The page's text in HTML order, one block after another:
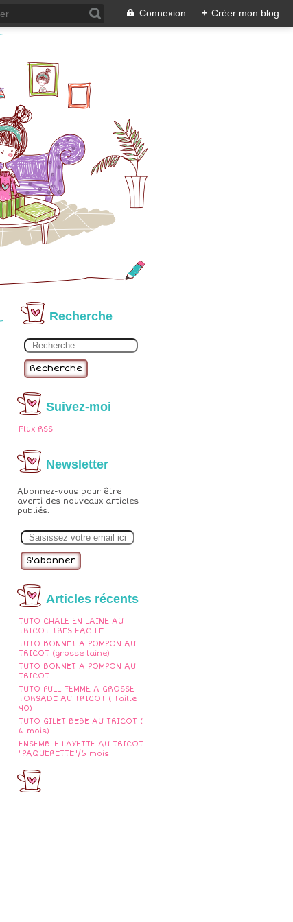
Connexion + Créer mon blog
Recherche
Recherche
Suivez-moi
Flux RSS
Newsletter
Abonnez-vous pour être
averti des nouveaux articles
publiés.
m
Articles récents
TUTO CHALE EN LAINE AU
TRICOT TRES FACILE
TUTO BONNET A POMPON AU
TRICOT (grosse laine)
TUTO BONNET A POMPON AU
TRICOT
TUTO PULL FEMME A GROSSE
TORSADE AU TRICOT ( Taille
40)
TUTO GILET BEBE AU TRICOT (
6 mois)
ENSEMBLE LAYETTE AU TRICOT
"PAQUERETTE"/6 mois